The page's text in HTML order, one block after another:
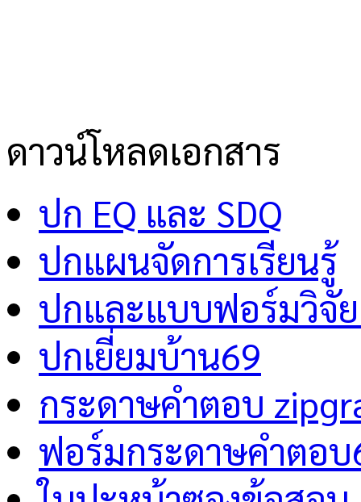
ดาวน์โหลดเอกสาร
ปก EQ และ SDQ
ปกแผนจัดการเรียนรู้
ปกและแบบฟอร์มวิจั
ปกเยี่ยมบ้าน69
กระดาษคำตอบ
ฟอร์มกระดาษคำตอบ